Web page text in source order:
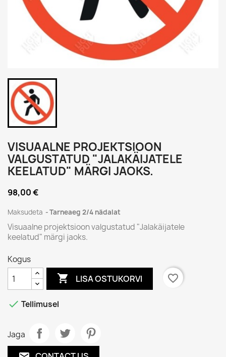
VISUAALNE PROJEKTSIOON
VALGUSTATUD "JALAKÄIJATELE
KEELATUD" MÄRGI JAOKS.
98,00 €
Maksudeta Tarneaeg 2/4 nädalat
Visuaalne projektsioon valgustatud "Jalakäijatele
keelatud" märgi jaoks.
Kogus
 LISA OSTUKORVI favorite_border
 Tellimusel
Jaga